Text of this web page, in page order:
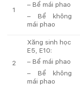
1
– Bể mái phao
– Bể không
mái phao
2
Xăng sinh học
E5, E10:
– Bể mái phao
– Bể không
mái phao